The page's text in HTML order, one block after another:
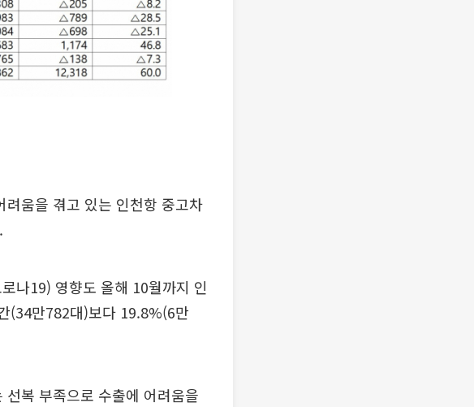
움을 겪고 있는 인천항 중고차
나19) 영향도 올해 10월까지 인
(34만782대)보다 19.8%(6만
복 부족으로 수출에 어려움을